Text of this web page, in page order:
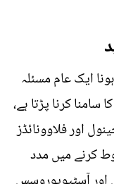
ایک عام مسئلہ
کرنا پڑتا ہے،
اور فلاوونائڈز
کرنے میں مدد